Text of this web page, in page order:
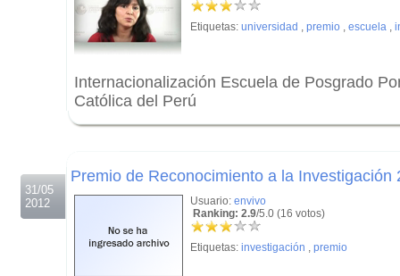
Etiquetas: universidad , premio , escuela ,
Internacionalización Escuela de Posgrado
Católica del Perú
31/05
2012
Premio de Reconocimiento a la Investigación
Usuario: envivo
Ranking: 2.9/5.0 (16 votos)
Etiquetas: investigación , premio